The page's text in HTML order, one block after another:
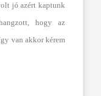
jó azért kaptunk
hogy az
van akkor kérem